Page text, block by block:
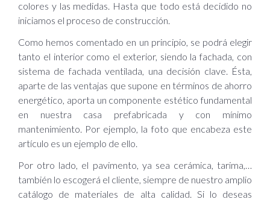
colores y las medidas. Hasta que todo está decidido no
iniciamos el proceso de construcción.
Como hemos comentado en un principio, se podrá elegir
tanto el interior como el exterior, siendo la fachada, con
sistema de fachada ventilada, una decisión clave. Ésta,
aparte de las ventajas que supone en términos de ahorro
energético, aporta un componente estético fundamental
en nuestra casa prefabricada y con mínimo
mantenimiento. Por ejemplo, la foto que encabeza este
artículo es un ejemplo de ello.
Por otro lado, el pavimento, ya sea cerámica, tarima,…
también lo escogerá el cliente, siempre de nuestro amplio
catálogo de materiales de alta calidad. Si lo deseas